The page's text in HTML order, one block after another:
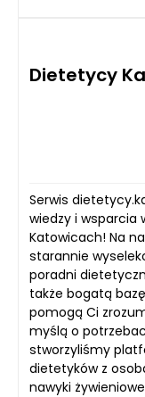
Dietetycy
Serwis
wiedzy i wsparcia
Katowicach! Na
starannie
poradni
także bogatą
pomogą Ci
myślą o
stworzyliśmy
dietetyków z
nawyki